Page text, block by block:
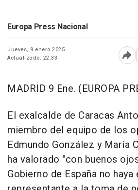
Europa Press Nacional
Jueves, 9 enero 2025
Actualizado: 22:33
MADRID 9 Ene. (EUROPA
El exalcalde de Caracas
miembro del equipo de los
Edmundo González y María
ha valorado "con buenos
Gobierno de España no haya